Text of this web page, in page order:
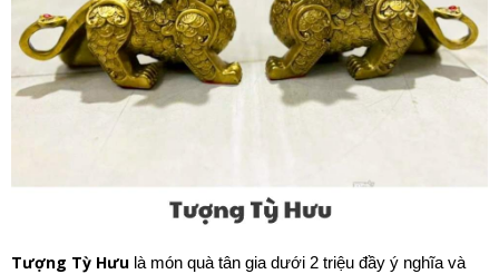
Tượng Tỳ Hưu là món quà tân gia dưới 2 triệu đầy ý nghĩa và